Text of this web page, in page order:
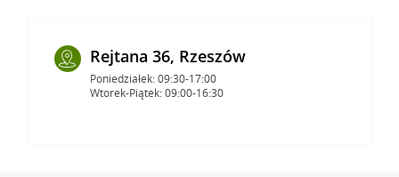
Rejtana 36, Rzeszów
Poniedziałek: 09:30-17:00
Wtorek-Piątek: 09:00-16:30